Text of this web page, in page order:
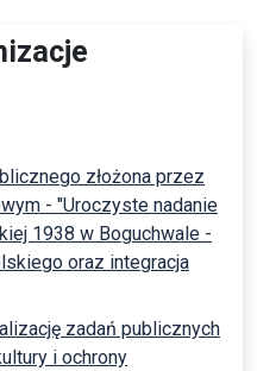
złożona przez
- "Uroczyste nadanie
1938 w Boguchwale -
oraz integracja
zadań publicznych
i ochrony